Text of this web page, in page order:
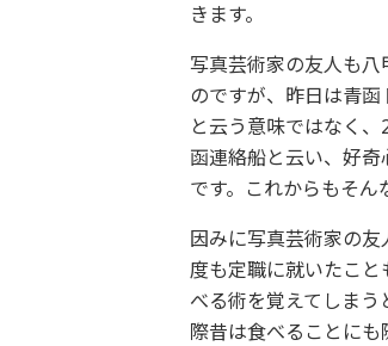
きます。
写真芸術家の友人も
のですが、昨日は青
と云う意味ではなく
函連絡船と云い、好
です。これからもそん
因みに写真芸術家の
度も定職に就いたこ
べる術を覚えてしま
際昔は食べることにも